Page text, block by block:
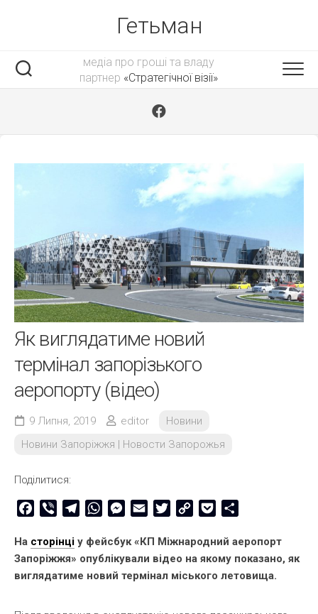
Гетьман
медіа про гроші та владу
партнер «Стратегічної візії»
Як виглядатиме новий
термінал запорізького
аеропорту (відео)
9 Липня, 2019 editor
Новини
Новини Запоріжжя | Новости Запорожья
Поділитися:
Facebook
Viber TelegramWhatsAppMessenger
Email TwitterCopy
Pocket
На сторінці у фейсбук «КП Міжнародний аеропорт
Запоріжжя» опублікували відео на якому показано, як
виглядатиме новий термінал міського летовища.